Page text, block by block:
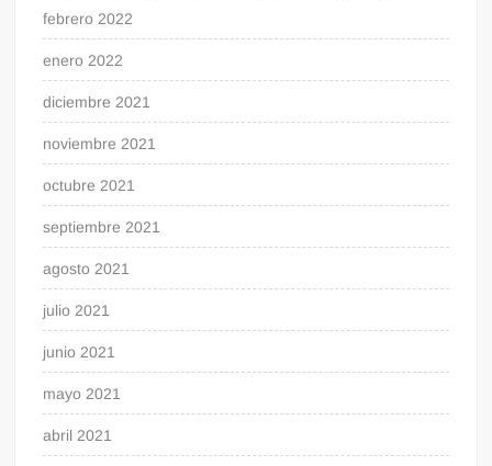
febrero 2022
enero 2022
diciembre 2021
noviembre 2021
octubre 2021
septiembre 2021
agosto 2021
julio 2021
junio 2021
mayo 2021
abril 2021